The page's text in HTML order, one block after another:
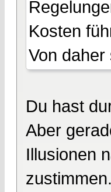
Kosten
Von
Du hast
Aber
Illusionen
zustimmen.